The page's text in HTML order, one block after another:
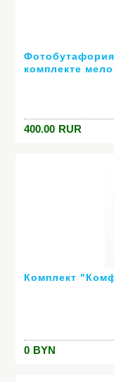
комплекте
400.00 RUR
Комплект
0 BYN